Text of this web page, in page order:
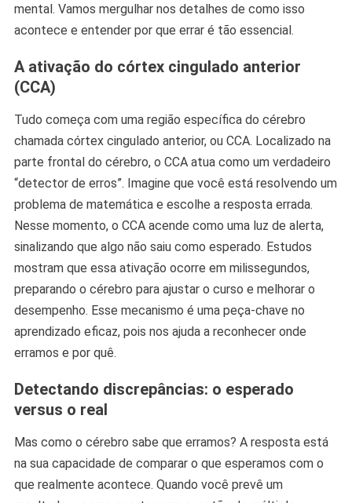
mental. Vamos mergulhar nos detalhes de como isso
acontece e entender por que errar é tão essencial.
A ativação do córtex cingulado anterior
(CCA)
Tudo começa com uma região específica do cérebro
chamada córtex cingulado anterior, ou CCA. Localizado na
parte frontal do cérebro, o CCA atua como um verdadeiro
“detector de erros”. Imagine que você está resolvendo um
problema de matemática e escolhe a resposta errada.
Nesse momento, o CCA acende como uma luz de alerta,
sinalizando que algo não saiu como esperado. Estudos
mostram que essa ativação ocorre em milissegundos,
preparando o cérebro para ajustar o curso e melhorar o
desempenho. Esse mecanismo é uma peça-chave no
aprendizado eficaz, pois nos ajuda a reconhecer onde
erramos e por quê.
Detectando discrepâncias: o esperado
versus o real
Mas como o cérebro sabe que erramos? A resposta está
na sua capacidade de comparar o que esperamos com o
que realmente acontece. Quando você prevê um